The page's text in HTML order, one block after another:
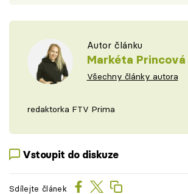
Autor článku
Markéta Princová
Všechny články autora
redaktorka FTV Prima
Vstoupit do diskuze
Sdílejte článek